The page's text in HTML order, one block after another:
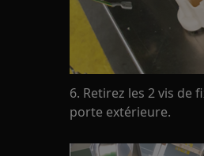
6. Retirez les 2 vis
porte extérieure.